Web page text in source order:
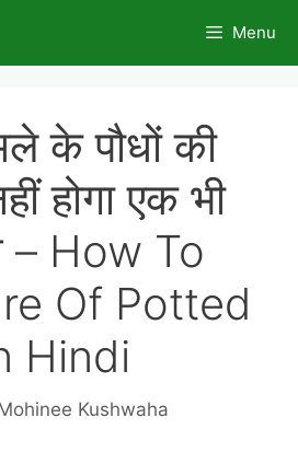
Menu
के पौधों की
होगा एक भी
– How To
Of Potted
Hindi
Kushwaha